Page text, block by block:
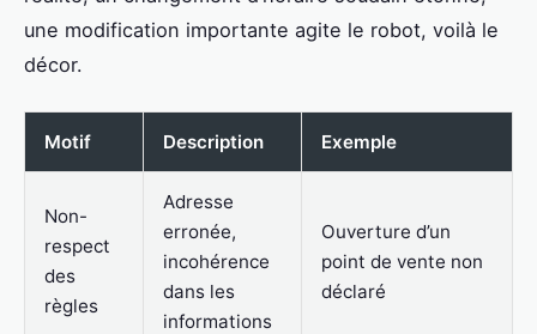
une modification importante agite le robot, voilà le
décor.
Motif Description Exemple
Non-
respect
des
règles
Adresse
erronée,
incohérence
dans les
informations
Ouverture d’un
point de vente non
déclaré